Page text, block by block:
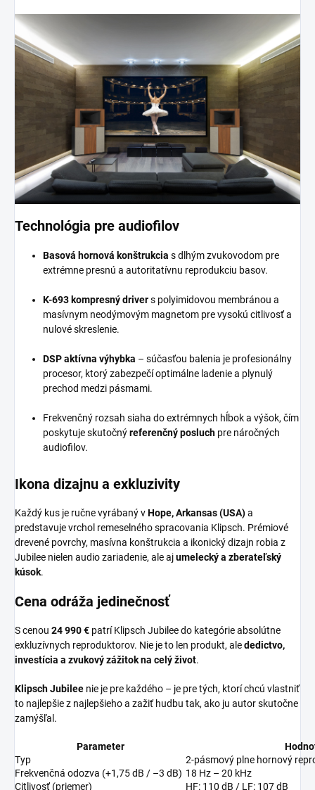
Technológia pre audiofilov
Basová hornová konštrukcia s dlhým zvukovodom pre
extrémne presnú a autoritatívnu reprodukciu basov.
K-693 kompresný drivers polyimidovou membránou a
masívnym neodýmovým magnetom pre vysokú citlivosť a
nulové skreslenie.
DSP aktívna výhybka – súčasťou balenia je profesionálny
procesor, ktorý zabezpečí optimálne ladenie a plynulý
prechod medzi pásmami.
Frekvenčný rozsah siaha do extrémnych hĺbok a výšok, čím
poskytuje skutočnýreferenčný posluch pre náročných
audiofilov.
Ikona dizajnu a exkluzivity
Každý kus je ručne vyrábaný vHope, Arkansas (USA)a
predstavuje vrchol remeselného spracovania Klipsch. Prémiové
drevené povrchy, masívna konštrukcia a ikonický dizajn robia z
Jubilee nielen audio zariadenie, ale ajumelecký a zberateľský
kúsok.
Cena odráža jedinečnosť
S cenou 24 990 € patrí Klipsch Jubilee do kategórie absolútne
exkluzívnych reproduktorov. Nie je to len produkt, alededictvo,
investícia a zvukový zážitok na celý život.
Klipsch Jubilee nie je pre každého – je pre tých, ktorí chcú vlastniť
to najlepšie z najlepšieho a zažiť hudbu tak, ako ju autor skutočne
zamýšľal.
Parameter
Typ
2-pásmový plne hornový
Frekvenčná odozva (+1,75 dB / –3 dB) 18 Hz – 20 kHz
Citlivosť (priemer)
HF: 110 dB / LF: 107 dB